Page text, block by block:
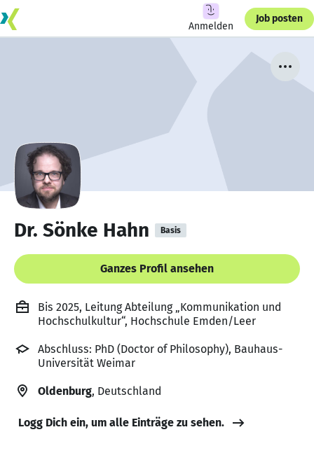
Anmelden
Job posten
Dr. Sönke Hahn Basis
Ganzes Profil ansehen
Bis 2025, Leitung Abteilung „Kommunikation und
Hochschulkultur“, Hochschule Emden/Leer
Abschluss: PhD (Doctor of Philosophy), Bauhaus-
Universität Weimar
Oldenburg, Deutschland
Logg Dich ein, um alle Einträge zu sehen.